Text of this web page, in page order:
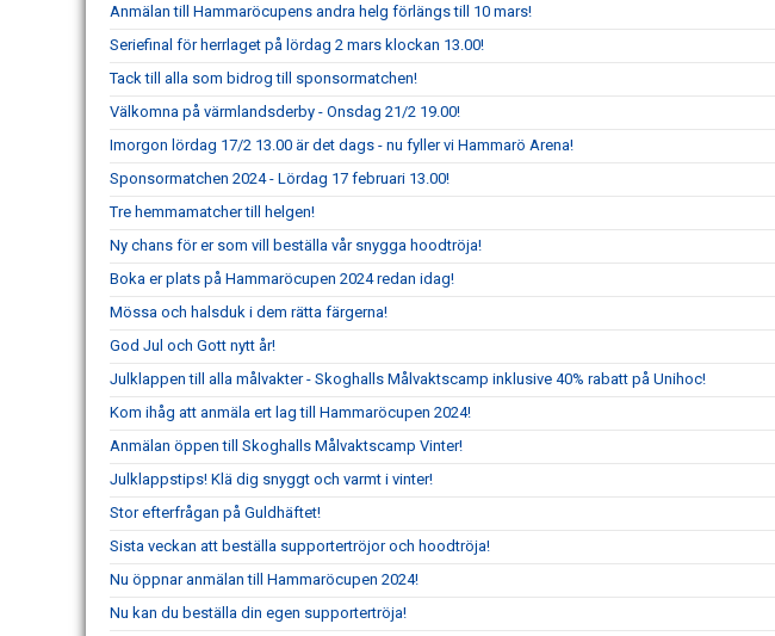
Anmälan till Hammaröcupens andra helg förlängs till 10 mars!
Seriefinal för herrlaget på lördag 2 mars klockan 13.00!
Tack till alla som bidrog till sponsormatchen!
Välkomna på värmlandsderby - Onsdag 21/2 19.00!
Imorgon lördag 17/2 13.00 är det dags - nu fyller vi Hammarö Arena!
Sponsormatchen 2024 - Lördag 17 februari 13.00!
Tre hemmamatcher till helgen!
Ny chans för er som vill beställa vår snygga hoodtröja!
Boka er plats på Hammaröcupen 2024 redan idag!
Mössa och halsduk i dem rätta färgerna!
God Jul och Gott nytt år!
Julklappen till alla målvakter - Skoghalls Målvaktscamp inklusive 40% rabatt på Unihoc!
Kom ihåg att anmäla ert lag till Hammaröcupen 2024!
Anmälan öppen till Skoghalls Målvaktscamp Vinter!
Julklappstips! Klä dig snyggt och varmt i vinter!
Stor efterfrågan på Guldhäftet!
Sista veckan att beställa supportertröjor och hoodtröja!
Nu öppnar anmälan till Hammaröcupen 2024!
Nu kan du beställa din egen supportertröja!